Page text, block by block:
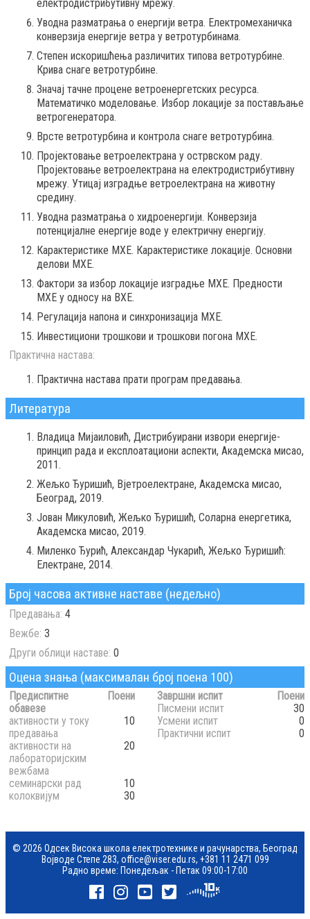
електродистрибутивну мрежу.
Уводна разматрања о енергији ветра. Електромеханичка
конверзија енергије ветра у ветротурбинама.
Степен искоришћења различитих типова ветротурбине.
Крива снаге ветротурбине.
Значај тачне процене ветроенергетских ресурса.
Математичко моделовање. Избор локације за постављање
ветрогенератора.
Врсте ветротурбина и контрола снаге ветротурбина.
Пројектовање ветроелектрана у острвском раду.
Пројектовање ветроелектрана на електродистрибутивну
мрежу. Утицај изградње ветроелектрана на животну
средину.
Уводна разматрања о хидроенергији. Конверзија
потенцијалне енергије воде у електричну енергију.
Карактеристике МХЕ. Карактеристике локације. Основни
делови МХЕ.
Фактори за избор локације изградње МХЕ. Предности
МХЕ у односу на ВХЕ.
Регулација напона и синхронизација МХЕ.
Инвестициони трошкови и трошкови погона МХЕ.
Практична настава:
Практична настава прати програм предавања.
Литература
Владица Мијаиловић, Дистрибуирани извори енергије-
принцип рада и експлоатациони аспекти, Академска мисао,
2011.
Жељко Ђуришић, Вјетроелектране, Академска мисао,
Београд, 2019.
Јован Микуловић, Жељко Ђуришић, Соларна енергетика,
Aкадемска мисао, 2019.
Миленко Ђурић, Александар Чукарић, Жељко Ђуришић:
Електране, 2014.
Број часова активне наставе (недељно)
Предавања: 4
Вежбе: 3
Други облици наставе: 0
Оцена знања (максималан број поена 100)
Предиспитне
обавезе
Поени
активности у току
предавања
10
активности на
лабораторијским
вежбама
20
семинарски рад
10
колоквијум
30
Завршни испит
Поени
Писмени испит
30
Усмени испит
0
Практични испит
0
© 2026 Одсек Висока школа електротехнике и рачунарства, Београд
Војводе Степе 283, office@viser.edu.rs, +381 11 2471 099
Радно време: Понедељак - Петак 09:00-17:00